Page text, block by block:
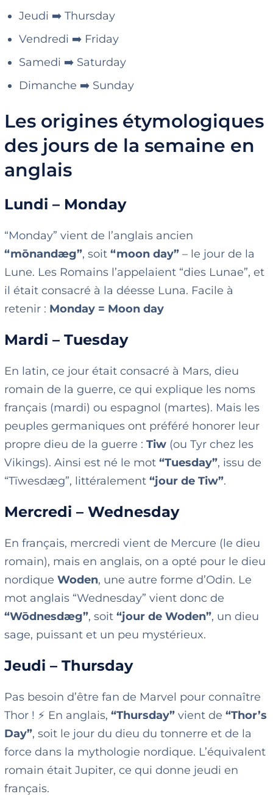
Jeudi ➡️ Thursday
Vendredi ➡️ Friday
Samedi ➡️ Saturday
Dimanche ➡️ Sunday
Les origines étymologiques
des jours de la semaine en
anglais
Lundi – Monday
“Monday” vient de l’anglais ancien
“mōnandæg”, soit“moon day” – le jour de la
Lune. Les Romains l’appelaient “dies Lunae”, et
il était consacré à la déesse Luna. Facile à
retenir : Monday = Moon day
Mardi – Tuesday
En latin, ce jour était consacré à Mars, dieu
romain de la guerre, ce qui explique les noms
français (mardi) ou espagnol (martes). Mais les
peuples germaniques ont préféré honorer leur
propre dieu de la guerre :Tiw (ou Tyr chez les
Vikings). Ainsi est né le mot“Tuesday”, issu de
“Tīwesdæg”, littéralement“jour de Tiw”.
Mercredi – Wednesday
En français, mercredi vient de Mercure (le dieu
romain), mais en anglais, on a opté pour le dieu
nordiqueWoden, une autre forme d’Odin. Le
mot anglais “Wednesday” vient donc de
“Wōdnesdæg”, soit“jour de Woden”, un dieu
sage, puissant et un peu mystérieux.
Jeudi – Thursday
Pas besoin d’être fan de Marvel pour connaître
Thor ! ⚡ En anglais,“Thursday” vient de“Thor’s
Day”, soit le jour du dieu du tonnerre et de la
force dans la mythologie nordique. L’équivalent
romain était Jupiter, ce qui donne jeudi en
français.